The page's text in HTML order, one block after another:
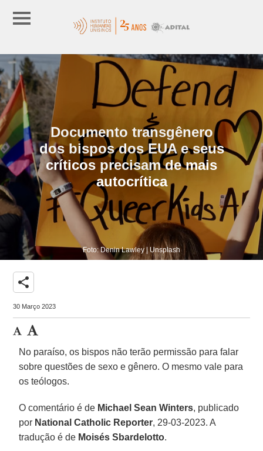
Documento transgênero
dos bispos dos EUA e seus
críticos precisam de mais
autocrítica
Foto: Denin Lawley | Unsplash
share
30 Março 2023
No paraíso, os bispos não terão permissão para falar
sobre questões de sexo e gênero. O mesmo vale para
os teólogos.
O comentário é de Michael Sean Winters, publicado
por National Catholic Reporter, 29-03-2023. A
tradução é de Moisés Sbardelotto.